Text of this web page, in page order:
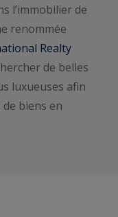
l’immobilier de
renommée
Realty
de belles
luxueuses afin
biens en